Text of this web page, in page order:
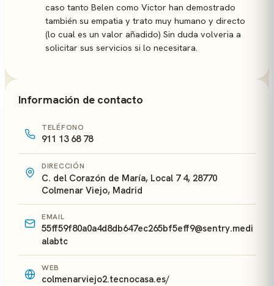
caso tanto Belen como Victor han demostrado
también su empatia y trato muy humano y directo
(lo cual es un valor añadido) Sin duda volveria a
solicitar sus servicios si lo necesitara.
Información de contacto
TELÉFONO
911 13 68 78
DIRECCIÓN
C. del Corazón de María, Local 7 4, 28770
Colmenar Viejo, Madrid
EMAIL
55ff59f80a0a4d8db647ec265bf5eff9@sentry.medi
alabtc
WEB
colmenarviejo2.tecnocasa.es/